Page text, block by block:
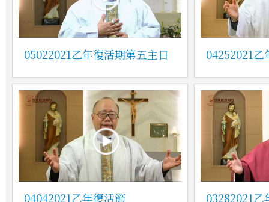
05022021乙年復活期第五主日 04252021乙
04042021乙年復活節 03282021乙